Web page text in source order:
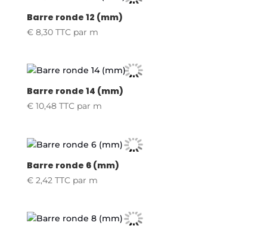
Barre ronde 12 (mm)
€8,30 TTCpar m
Barre ronde 14 (mm)
€10,48 TTCpar m
Barre ronde 6 (mm)
€2,42 TTCpar m